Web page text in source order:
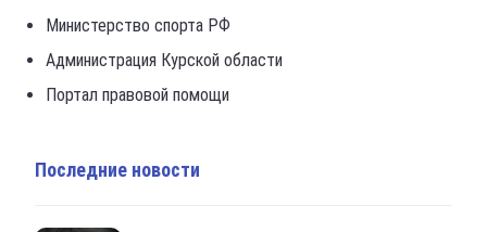
Министерство спорта РФ
Администрация Курской области
Портал правовой помощи
Последние новости